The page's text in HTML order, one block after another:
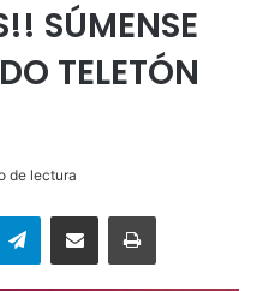
SÚMENSE
TELETÓN
de lectura
TelegramEnviar vía email Imprimir